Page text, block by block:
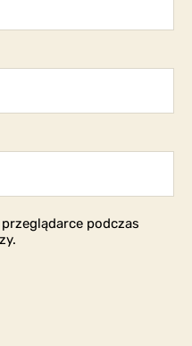
podczas